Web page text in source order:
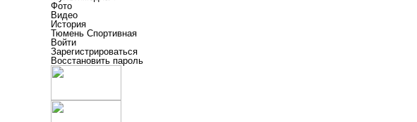
Фото
Видео
История
Тюмень Спортивная
Войти
Зарегистрироваться
Восстановить пароль